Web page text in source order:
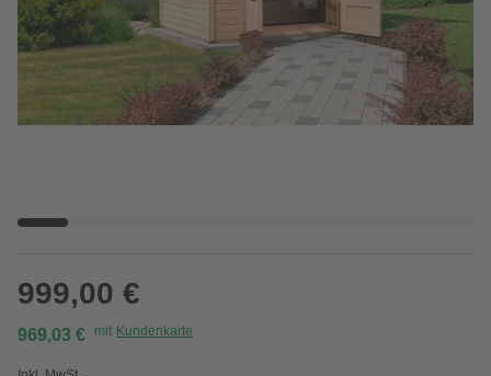
999,00 €
969,03 € mit Kundenkarte